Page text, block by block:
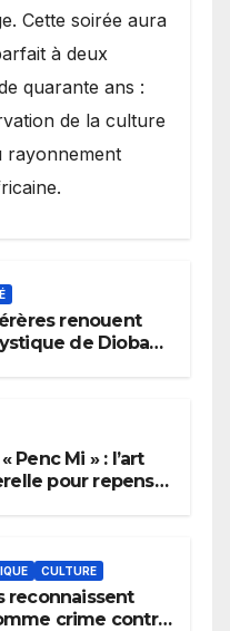
Cette soirée aura
à deux
quarante ans :
de la culture
rayonnement
renouent
de Diobaye
Penc Mi » : l’art
pour repenser
CULTURE
reconnaissent
crime contre